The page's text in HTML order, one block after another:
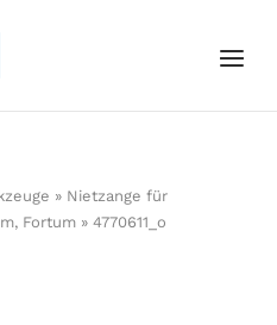
Menu
» Nietzange für
Fortum » 4770611_o